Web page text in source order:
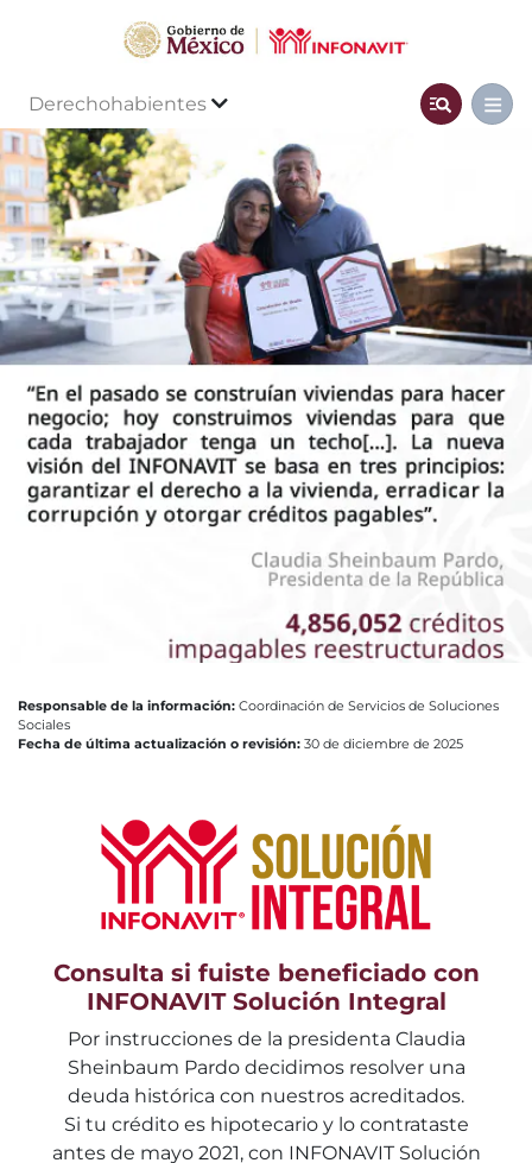
Derechohabientes
Responsable de la información: Coordinación de Servicios de Soluciones
Sociales
Fecha de última actualización o revisión: 30 de diciembre de 2025
Consulta si fuiste beneficiado con
INFONAVIT Solución Integral
Por instrucciones de la presidenta Claudia
Sheinbaum Pardo decidimos resolver una
deuda histórica con nuestros acreditados.
Si tu crédito es hipotecario y lo contrataste
antes de mayo 2021, con INFONAVIT Solución